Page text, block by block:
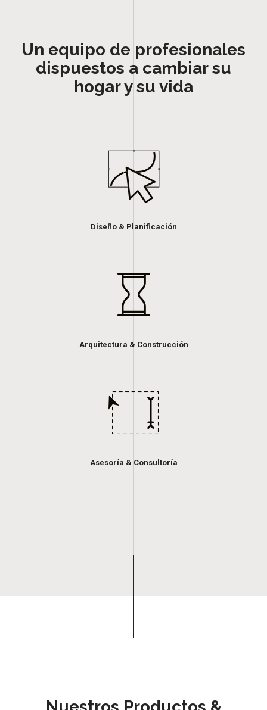
Un equipo de profesionales
dispuestos a cambiar su
hogar y su vida
Diseño & Planificación
Arquitectura & Construcción
Asesoría & Consultoría